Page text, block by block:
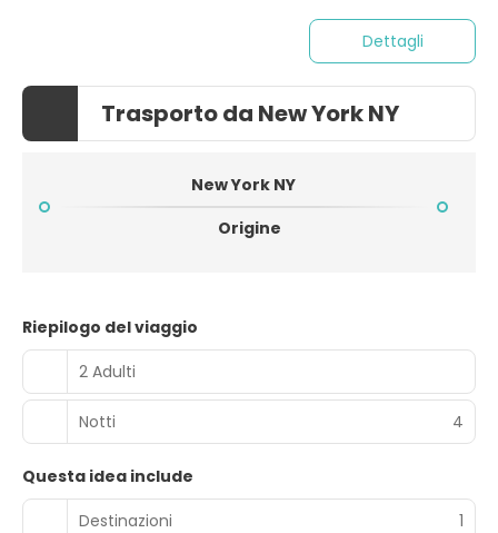
Dettagli
Trasporto da New York NY
New York NY
Origine
Riepilogo del viaggio
2 Adulti
Notti 4
Questa idea include
Destinazioni
1